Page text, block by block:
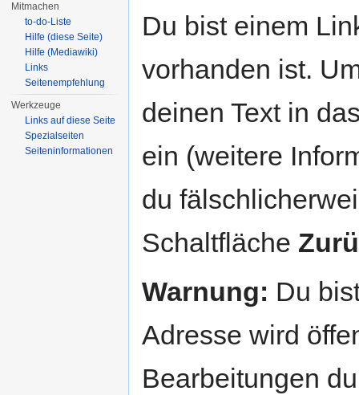
Du bist einem
vorhanden ist.
deinen Text in
ein (weitere
du
Schaltfläche
Warnung: Du
Adresse wird
Bearbeitungen
Mitmachen
to-do-Liste
Hilfe (diese Seite)
Hilfe (Mediawiki)
Links
Seitenempfehlung
Werkzeuge
Links auf diese Seite
Spezialseiten
Seiteninformationen